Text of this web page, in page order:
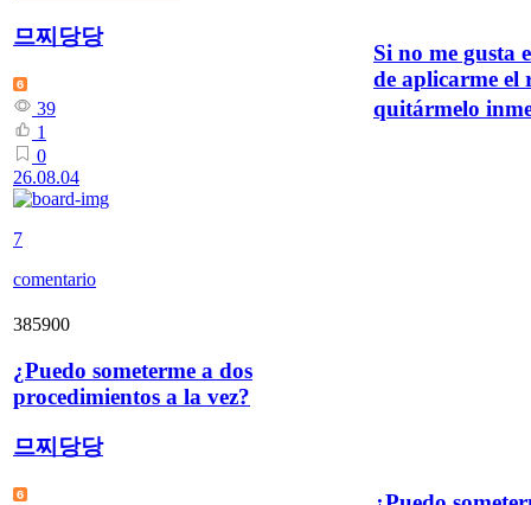
므찌당당
39
1
0
26.08.04
7
comentario
Si no me gusta
de aplicarme el
quitármelo
385900
¿Puedo someterme a dos
procedimientos a la vez?
므찌당당